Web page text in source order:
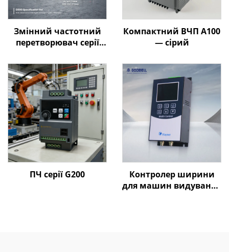
Змінний частотний
перетворювач серії
кВт–800 кВт |
Керування за V/F та
векторне керування |
Відповідає стандарту
CE
Компактний ВЧП A100
— сірий
ПЧ серії G200
Контролер ширини
для машин видування